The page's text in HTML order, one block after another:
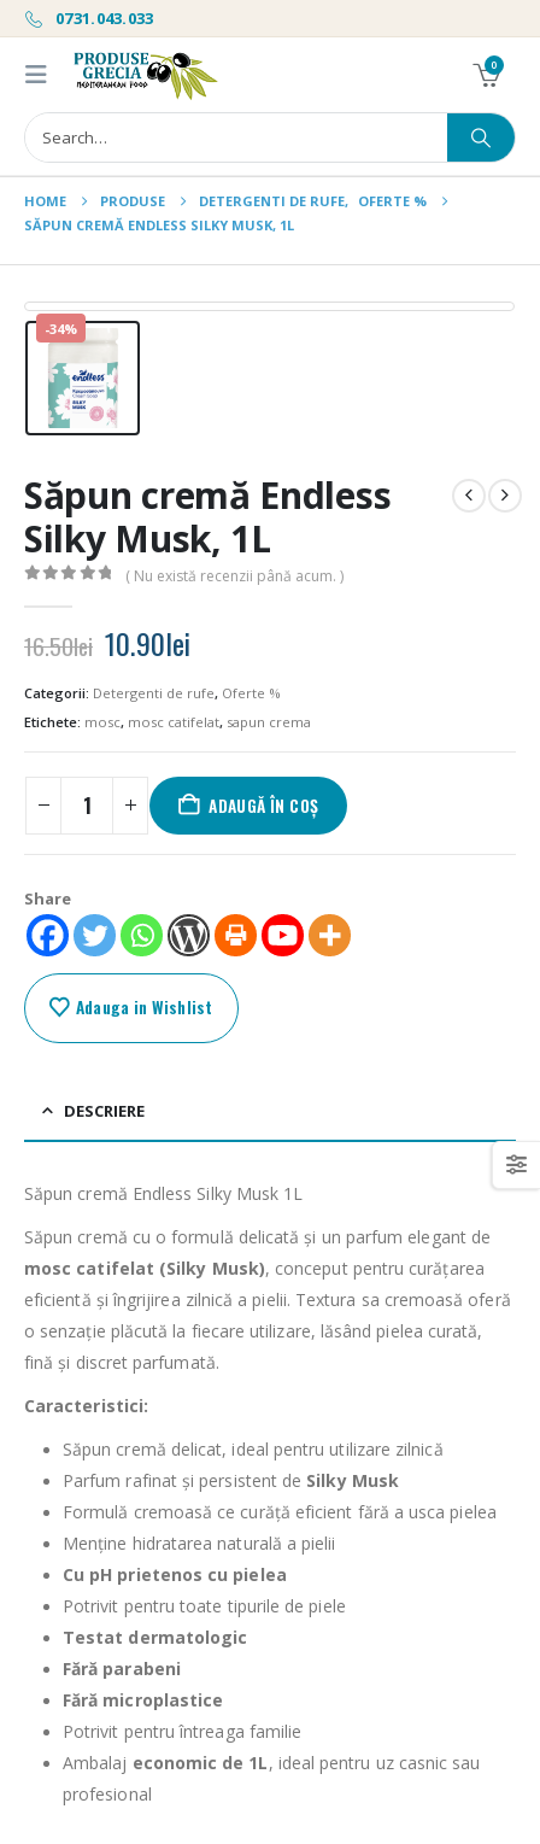
0731.043.033
0
HOME PRODUSE DETERGENTI DE RUFE, OFERTE %
SĂPUN CREMĂ ENDLESS SILKY MUSK, 1L
-34%
Săpun cremă Endless
Silky Musk, 1L
( Nu există recenzii până acum. )
16.50lei Prețul
inițial
a
fost:
16.50lei.
10.90lei
este:
10.90lei.
Categorii: Detergenti de rufe, Oferte %
Etichete: mosc, mosc catifelat, sapun crema
ADAUGĂ ÎN COȘ
Share
Adauga in Wishlist
DESCRIERE
Săpun cremă Endless Silky Musk 1L
Săpun cremă cu o formulă delicată și un parfum elegant de
mosc catifelat (Silky Musk), conceput pentru curățarea
eficientă și îngrijirea zilnică a pielii. Textura sa cremoasă oferă
o senzație plăcută la fiecare utilizare, lăsând pielea curată,
fină și discret parfumată.
Caracteristici:
Săpun cremă delicat, ideal pentru utilizare zilnică
Parfum rafinat și persistent de Silky Musk
Formulă cremoasă ce curăță eficient fără a usca pielea
Menține hidratarea naturală a pielii
Cu pH prietenos cu pielea
Potrivit pentru toate tipurile de piele
Testat dermatologic
Fără parabeni
Fără microplastice
Potrivit pentru întreaga familie
Ambalaj economic de 1L, ideal pentru uz casnic sau
profesional